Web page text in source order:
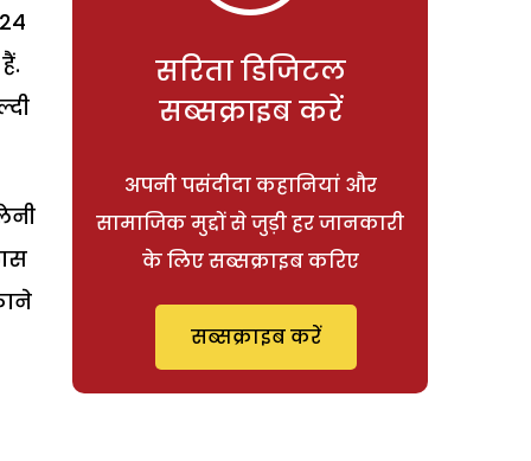
सरिता डिजिटल
सब्सक्राइब करें
अपनी पसंदीदा कहानियां और
सामाजिक मुद्दों से जुड़ी हर जानकारी
के लिए सब्सक्राइब करिए
सब्सक्राइब करें